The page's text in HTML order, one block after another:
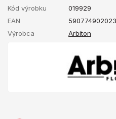
Kód výrobku
019929
EAN
Výrobca
Arbiton